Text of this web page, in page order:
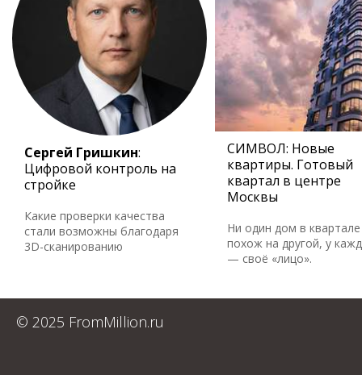
Сергей Гришкин:
Цифровой контроль на
стройке
Какие проверки качества
стали возможны благодаря
3D-сканированию
СИМВОЛ: Новые
квартиры. Готовый
квартал в центре
Москвы
Ни один дом в
похож на другой, у
— своё «лицо».
© 2025 FromMillion.ru